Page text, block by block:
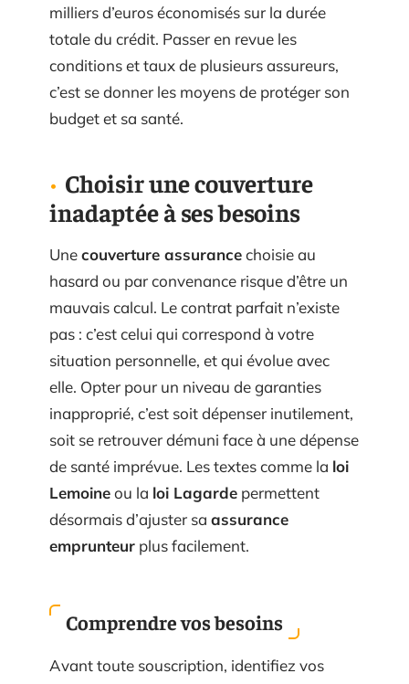
milliers d’euros économisés sur la durée
totale du crédit. Passer en revue les
conditions et taux de plusieurs assureurs,
c’est se donner les moyens de protéger son
budget et sa santé.
Choisir une couverture
inadaptée à ses besoins
Unecouverture assurancechoisie au
hasard ou par convenance risque d’être un
mauvais calcul. Le contrat parfait n’existe
pas : c’est celui qui correspond à votre
situation personnelle, et qui évolue avec
elle. Opter pour un niveau de garanties
inapproprié, c’est soit dépenser inutilement,
soit se retrouver démuni face à une dépense
de santé imprévue. Les textes comme la loi
Lemoineou la loi Lagarde permettent
désormais d’ajuster sa assurance
emprunteur plus facilement.
Comprendre vos besoins
Avant toute souscription, identifiez vos